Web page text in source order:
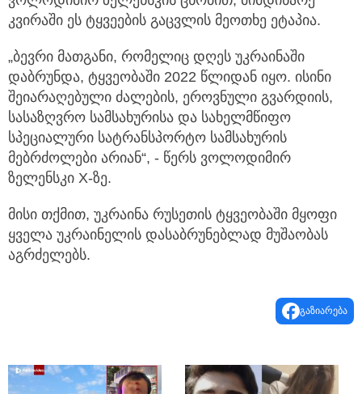
კვირაში ეს ტყვეების გაცვლის მეოთხე ეტაპია.
„ბევრი მათგანი, რომელიც დღეს უკრაინაში
დაბრუნდა, ტყვეობაში 2022 წლიდან იყო. ისინი
შეიარაღებული ძალების, ეროვნული გვარდიის,
სასაზღვრო სამსახურისა და სახელმწიფო
სპეციალური სატრანსპორტო სამსახურის
მებრძოლები არიან“, - წერს ვოლოდიმირ
ზელენსკი X-ზე.
მისი თქმით, უკრაინა რუსეთის ტყვეობაში მყოფი
ყველა უკრაინელის დასაბრუნებლად მუშაობას
აგრძელებს.
გაზიარება